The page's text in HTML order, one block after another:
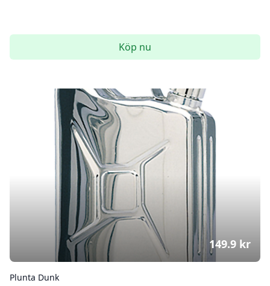
Köp nu
Plunta Dunk
149.9 kr